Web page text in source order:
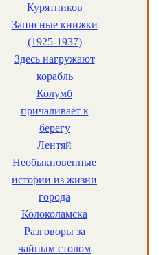
Курятников
Записные книжки
(1925-1937)
Здесь нагружают
корабль
Колумб
причаливает к
берегу
Лентяй
Необыкновенные
истории из жизни
города
Колоколамска
Разговоры за
чайным столом